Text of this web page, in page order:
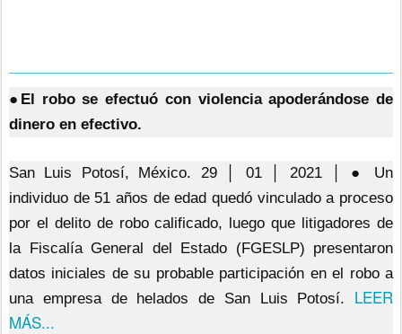
●El robo se efectuó con violencia apoderándose de
dinero en efectivo.
San Luis Potosí, México. 29 │ 01 │ 2021 │ ● Un
individuo de 51 años de edad quedó vinculado a proceso
por el delito de robo calificado, luego que litigadores de
la Fiscalía General del Estado (FGESLP) presentaron
datos iniciales de su probable participación en el robo a
una empresa de helados de San Luis Potosí. LEER
MÁS...